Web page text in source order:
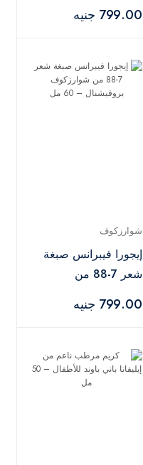
– 60 مل
799.00 جنيه
شوارزكوف
إيجورا فيبرانس صبغة
شعر 7-88 من
– 60 مل
799.00 جنيه